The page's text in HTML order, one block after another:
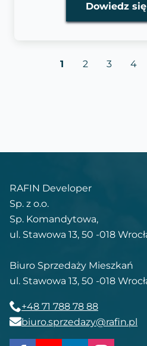
Dowiedz
1 2 3 4
RAFIN Developer
Sp. z o.o.
Sp. Komandytowa,
ul. Stawowa 13, 50 -018
Biuro Sprzedaży Mieszkań
ul. Stawowa 13, 50 -018
+48 71 788 78 88
biuro.sprzedazy@rafin.pl